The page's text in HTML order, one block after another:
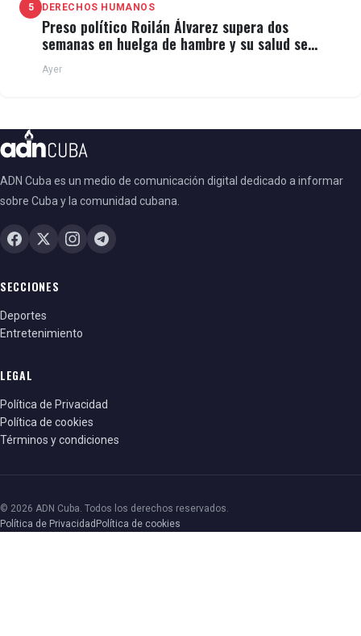
5 DERECHOS HUMANOS
Preso político Roilán Álvarez supera dos
semanas en huelga de hambre y su salud se
deteriora
Ayer
ADN Cuba es un medio de comunicación digital dedicado a informar
sobre Cuba y la comunidad cubana.
SECCIONES
Deportes
Entretenimiento
LEGAL
Política de Privacidad
Política de cookies
Términos y condiciones
© 2026 ADN Cuba. Todos los derechos reservados.
Política de Privacidad Política de cookies